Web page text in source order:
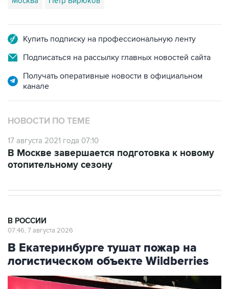
Купить подписку на профессиональную ленту
Подписаться на рассылку главных новостей сайта
Получать оперативные новости в официальном
канале
НОВОСТИ ПО ТЕМЕ
17 августа 2021 года 07:10
В Москве завершается подготовка к новому
отопительному сезону
В РОССИИ
07:46, 7 августа 2026
В Екатеринбурге тушат пожар на
логистическом объекте Wildberries